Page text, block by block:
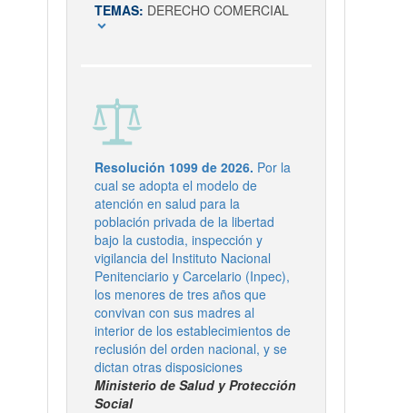
TEMAS: DERECHO COMERCIAL
expand_more
Resolución 1099 de 2026. Por la
cual se adopta el modelo de
atención en salud para la
población privada de la libertad
bajo la custodia, inspección y
vigilancia del Instituto Nacional
Penitenciario y Carcelario (Inpec),
los menores de tres años que
convivan con sus madres al
interior de los establecimientos de
reclusión del orden nacional, y se
dictan otras disposiciones
Ministerio de Salud y Protección
Social